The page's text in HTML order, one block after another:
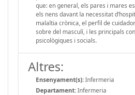
que: en general, els pares i mares
els nens davant la necessitat
malaltia crònica, el perfil de
sobre del masculí, i les principals
psicològiques i socials.
Altres:
Ensenyament(s):Infermeria
Departament:Infermeria